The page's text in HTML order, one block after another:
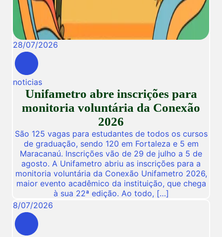
28/07/2026
noticias
Unifametro abre inscrições para
monitoria voluntária da Conexão
2026
São 125 vagas para estudantes de todos os cursos
de graduação, sendo 120 em Fortaleza e 5 em
Maracanaú. Inscrições vão de 29 de julho a 5 de
agosto. A Unifametro abriu as inscrições para a
monitoria voluntária da Conexão Unifametro 2026,
maior evento acadêmico da instituição, que chega
à sua 22ª edição. Ao todo, […]
8/07/2026